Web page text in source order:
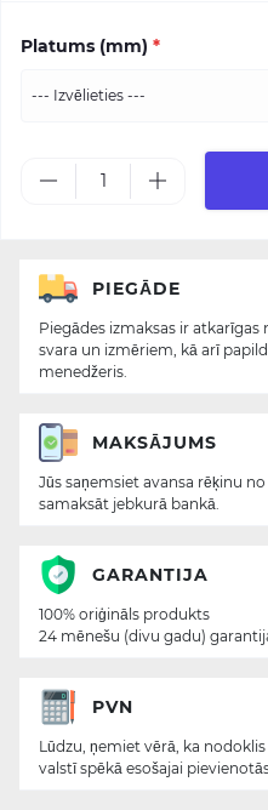
Platums (mm) *
PIEGĀDE
Piegādes izmaksas ir atkarīgas
svara un izmēriem, kā arī
menedžeris.
MAKSĀJUMS
Jūs saņemsiet avansa rēķinu
samaksāt jebkurā bankā.
GARANTIJA
100% oriģināls produkts
24 mēnešu (divu gadu)
PVN
Lūdzu, ņemiet vērā, ka
valstī spēkā esošajai